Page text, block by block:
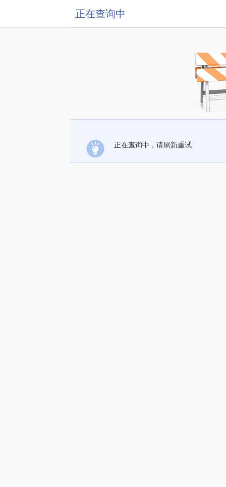
正在查询中
正在查询中，请刷新重试